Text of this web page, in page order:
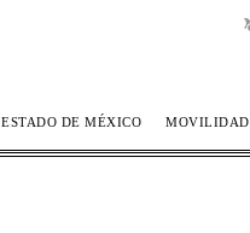
ESTADO DE MÉXICO MOVILIDAD